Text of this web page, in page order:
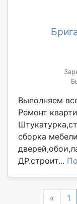
Выполняем
Ремонт
сборка
ДР.строит...
« 1